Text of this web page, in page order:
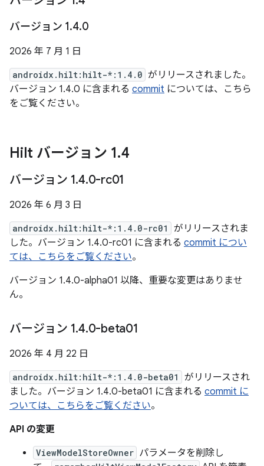
バージョン 1.4.0
2026 年 7 月 1 日
androidx.hilt:hilt-*:1.4.0 がリリースされました。
バージョン 1.4.0 に含まれる commit については、こちら
をご覧ください。
Hilt バージョン 1.4
バージョン 1.4.0-rc01
2026 年 6 月 3 日
androidx.hilt:hilt-*:1.4.0-rc01
がリリースされま
した。バージョン 1.4.0-rc01 に含まれる commit につい
ては、こちらをご覧ください。
バージョン 1.4.0-alpha01 以降、重要な変更はありませ
ん。
バージョン 1.4.0-beta01
2026 年 4 月 22 日
androidx.hilt:hilt-*:1.4.0-beta01
がリリースされ
ました。バージョン 1.4.0-beta01 に含まれる commit に
ついては、こちらをご覧ください。
API の変更
ViewModelStoreOwner パラメータを削除し